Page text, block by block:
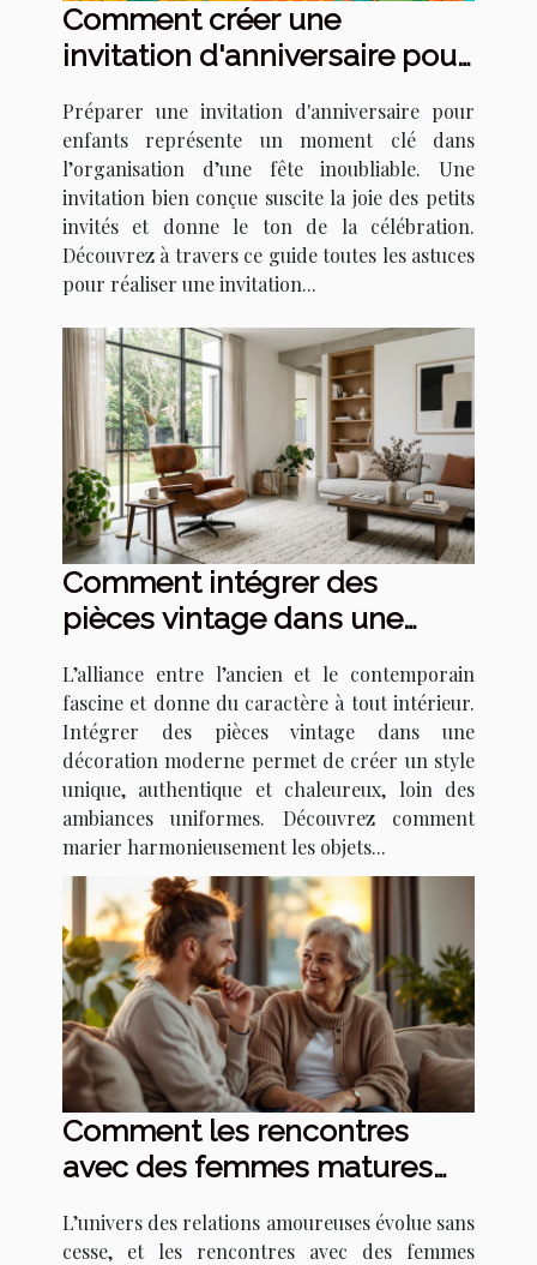
Comment créer une
invitation d'anniversaire pour
Préparer une invitation d'anniversaire pour
enfants représente un moment clé dans
l’organisation d’une fête inoubliable. Une
invitation bien conçue suscite la joie des petits
invités et donne le ton de la célébration.
Découvrez à travers ce guide toutes les astuces
pour réaliser une invitation...
Comment intégrer des
pièces vintage dans une
L’alliance entre l’ancien et le contemporain
fascine et donne du caractère à tout intérieur.
Intégrer des pièces vintage dans une
décoration moderne permet de créer un style
unique, authentique et chaleureux, loin des
ambiances uniformes. Découvrez comment
marier harmonieusement les objets...
Comment les rencontres
avec des femmes matures
amoureuses ?
L’univers des relations amoureuses évolue sans
cesse, et les rencontres avec des femmes